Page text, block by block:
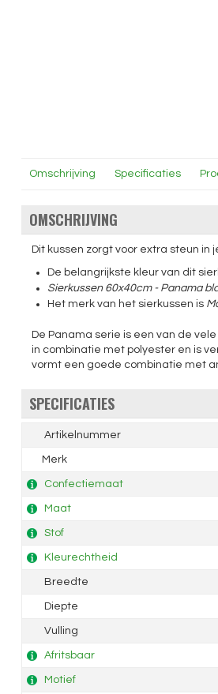
Omschrijving Specificaties
OMSCHRIJVING
Dit kussen zorgt voor extra steun in
De belangrijkste kleur van dit
Sierkussen 60x40cm - Panama
Het merk van het sierkussen is
De Panama serie is een van de
in combinatie met polyester en is
vormt een goede combinatie met
SPECIFICATIES
Artikelnummer
Merk
Confectiemaat
Maat
Stof
Kleurechtheid
Breedte
Diepte
Vulling
Afritsbaar
Motief